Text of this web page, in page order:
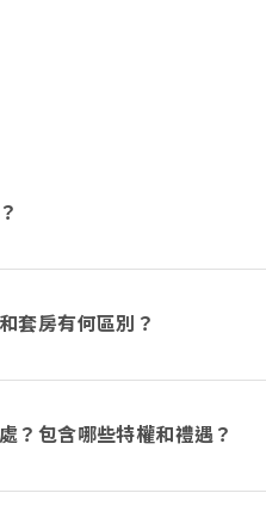
套房有何區別？
？包含哪些特權和禮遇？